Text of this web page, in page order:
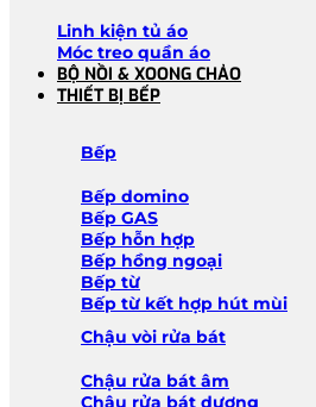
Linh kiện tủ áo
Móc treo quần áo
BỘ NỒI & XOONG CHẢO
THIẾT BỊ BẾP
Bếp
Bếp domino
Bếp GAS
Bếp hỗn hợp
Bếp hồng ngoại
Bếp từ
Bếp từ kết hợp hút mùi
Chậu vòi rửa bát
Chậu rửa bát âm
Chậu rửa bát dương